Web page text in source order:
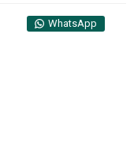
WhatsApp